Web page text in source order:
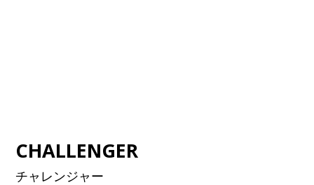
CHALLENGER
チャレンジャー